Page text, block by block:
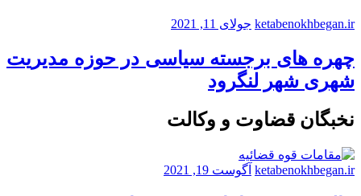
ketabenokhbegan.ir جولای 11, 2021
چهره های برجسته سیاسی در حوزه مدیریت
شهری شهر لنگرود
نخبگان قضاوت و وکالت
ketabenokhbegan.ir آگوست 19, 2021